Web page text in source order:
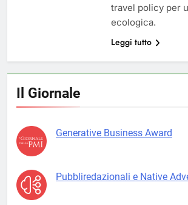
travel policy per
ecologica.
Leggi tutto
Il Giornale
Generative Business Award
Pubbliredazionali e Native